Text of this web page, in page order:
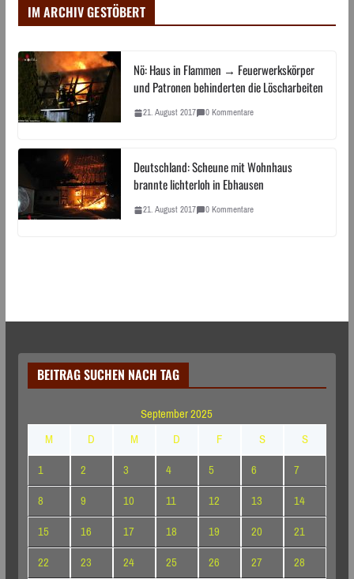
IM ARCHIV GESTÖBERT
Nö: Haus in Flammen → Feuerwerkskörper
und Patronen behinderten die Löscharbeiten
21. August 2017 0 Kommentare
Deutschland: Scheune mit Wohnhaus
brannte lichterloh in Ebhausen
21. August 2017 0 Kommentare
BEITRAG SUCHEN NACH TAG
September 2025
M
D M D F S
S
1
2 3 4 5 6
7
8
9 10 11 12 13
14
15
16 17 18 19 20
21
22
23 24 25 26 27
28